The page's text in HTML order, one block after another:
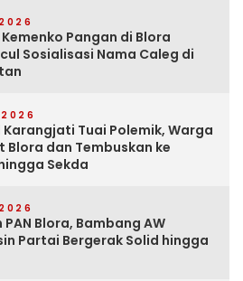
Pangan di Blora
Sosialisasi Nama Caleg di
2026
Karangjati Tuai Polemik, Warga
Blora dan Tembuskan ke
Sekda
PAN Blora, Bambang AW
Partai Bergerak Solid hingga